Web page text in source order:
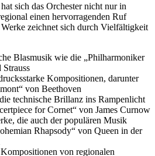
sich das Orchester nicht nur in
einen hervorragenden Ruf
zeichnet sich durch Vielfältigkeit
Blasmusik wie die „Philharmoniker
Kompositionen, darunter
von Beethoven
technische Brillanz ins Rampenlicht
for Cornet“ von James Curnow
die auch der populären Musik
Rhapsody“ von Queen in der
von regionalen